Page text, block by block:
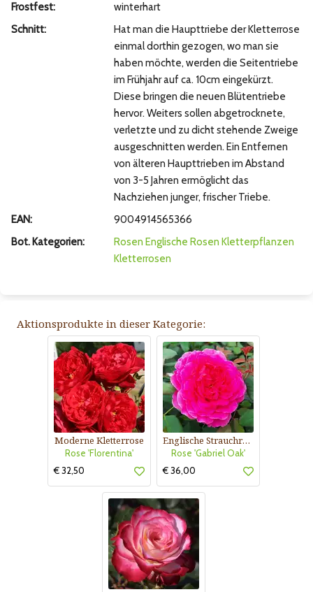
Frostfest:
winterhart
Schnitt:
Hat man die Haupttriebe der Kletterrose
einmal dorthin gezogen, wo man sie
haben möchte, werden die Seitentriebe
im Frühjahr auf ca. 10cm eingekürzt.
Diese bringen die neuen Blütentriebe
hervor. Weiters sollen abgetrocknete,
verletzte und zu dicht stehende Zweige
ausgeschnitten werden. Ein Entfernen
von älteren Haupttrieben im Abstand
von 3-5 Jahren ermöglicht das
Nachziehen junger, frischer Triebe.
EAN:
9004914565366
Bot. Kategorien:
Rosen Englische Rosen Kletterpflanzen
Kletterrosen
Aktionsprodukte in dieser Kategorie:
Moderne Kletterrose
Rose 'Florentina'
€ 32,50
Englische Strauchrose
Rose 'Gabriel Oak'
€ 36,00